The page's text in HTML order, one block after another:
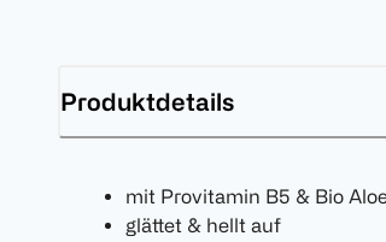
Produktdetails
mit Provitamin B5 & Bio
glättet & hellt auf